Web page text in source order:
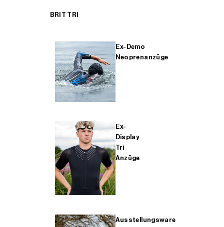
BRIT TRI
Ex-Demo
Neoprenanzüge
Ex-
Display
Tri
Anzüge
Ausstellungsware